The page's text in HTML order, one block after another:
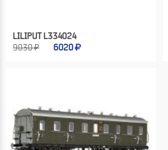
LILIPUT L334024
9030 ₽
6020